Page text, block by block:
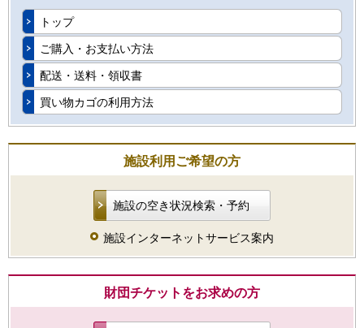
トップ
ご購入・お支払い方法
配送・送料・領収書
買い物カゴの利用方法
施設利用ご希望の方
施設の空き状況検索・予約
施設インターネットサービス案内
財団チケットをお求めの方